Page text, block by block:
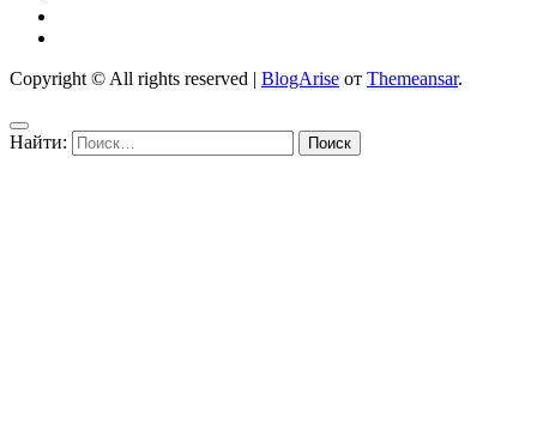
Copyright © All rights reserved | BlogArise от Themeansar.
Найти: